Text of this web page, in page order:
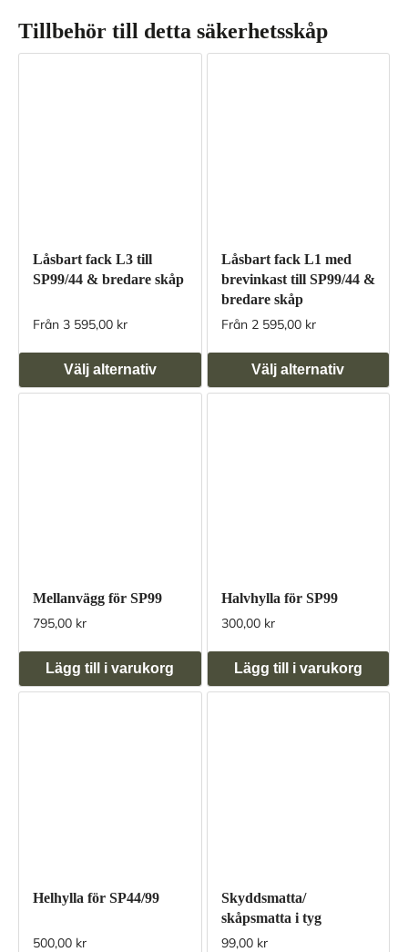
Tillbehör till detta säkerhetsskåp
Låsbart fack L3 till
SP99/44 & bredare skåp
Från 3 595,00 kr
Välj alternativ
Låsbart fack L1 med
brevinkast till SP99/44 &
bredare skåp
Från 2 595,00 kr
Välj alternativ
Mellanvägg för SP99
795,00 kr
Lägg till i varukorg
Halvhylla för SP99
300,00 kr
Lägg till i varukorg
Helhylla för SP44/99
500,00 kr
Skyddsmatta/
skåpsmatta i tyg
99,00 kr